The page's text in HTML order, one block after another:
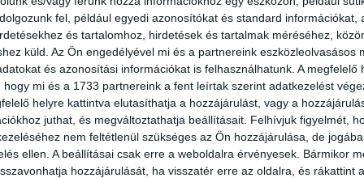
fel, például egyedi azonosítókat és standard információkat,
és tartalomhoz, hirdetések és tartalmak méréséhez,
küld. Az Ön engedélyével mi és a partnereink eszközleolvasásos
és azonosítási információkat is felhasználhatunk. A megfelelő
hogy mi és a 1733 partnereink a fent leírtak szerint adatkezelést
helyre kattintva elutasíthatja a hozzájárulást, vagy a
juthat, és megváltoztathatja beállításait. Felhívjuk figyelmét,
nem feltétlenül szükséges az Ön hozzájárulása, de
ellen. A beállításai csak erre a weboldalra érvényesek. Bármikor
hozzájárulását, ha visszatér erre az oldalra, és rákattint
P. 4 (1), Magyar B. 3, Bordás O. 7, Koncz K. 1. csere: Fekete
E. 3, Soós L. 2, Vida M. 7, Bordás B. 5, Fülöp M. 1.
komolyan vettük ezt a találkozót.